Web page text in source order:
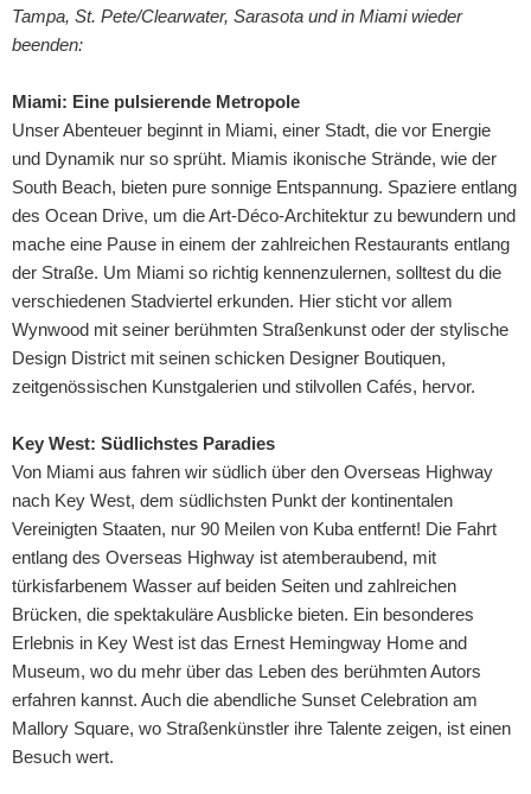
Tampa, St. Pete/Clearwater, Sarasota und in Miami wieder
beenden:
Miami: Eine pulsierende Metropole
Unser Abenteuer beginnt in Miami, einer Stadt, die vor Energie
und Dynamik nur so sprüht. Miamis ikonische Strände, wie der
South Beach, bieten pure sonnige Entspannung. Spaziere entlang
des Ocean Drive, um die Art-Déco-Architektur zu bewundern und
mache eine Pause in einem der zahlreichen Restaurants entlang
der Straße. Um Miami so richtig kennenzulernen, solltest du die
verschiedenen Stadviertel erkunden. Hier sticht vor allem
Wynwood mit seiner berühmten Straßenkunst oder der stylische
Design District mit seinen schicken Designer Boutiquen,
zeitgenössischen Kunstgalerien und stilvollen Cafés, hervor.
Key West: Südlichstes Paradies
Von Miami aus fahren wir südlich über den Overseas Highway
nach Key West, dem südlichsten Punkt der kontinentalen
Vereinigten Staaten, nur 90 Meilen von Kuba entfernt! Die Fahrt
entlang des Overseas Highway ist atemberaubend, mit
türkisfarbenem Wasser auf beiden Seiten und zahlreichen
Brücken, die spektakuläre Ausblicke bieten. Ein besonderes
Erlebnis in Key West ist das Ernest Hemingway Home and
Museum, wo du mehr über das Leben des berühmten Autors
erfahren kannst. Auch die abendliche Sunset Celebration am
Mallory Square, wo Straßenkünstler ihre Talente zeigen, ist einen
Besuch wert.